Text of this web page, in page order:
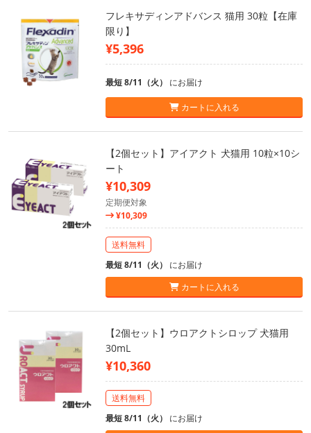
フレキサディンアドバンス 猫用 30粒【在庫
限り】
¥5,396
最短 8/11（火） にお届け
カートに入れる
【2個セット】アイアクト 犬猫用 10粒×10シ
ート
¥10,309
定期便対象
¥10,309
送料無料
最短 8/11（火） にお届け
カートに入れる
【2個セット】ウロアクトシロップ 犬猫用
30mL
¥10,360
送料無料
最短 8/11（火） にお届け